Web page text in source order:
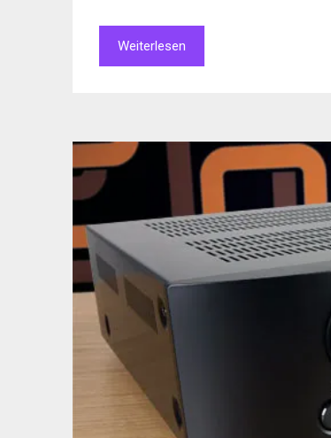
Weiterlesen